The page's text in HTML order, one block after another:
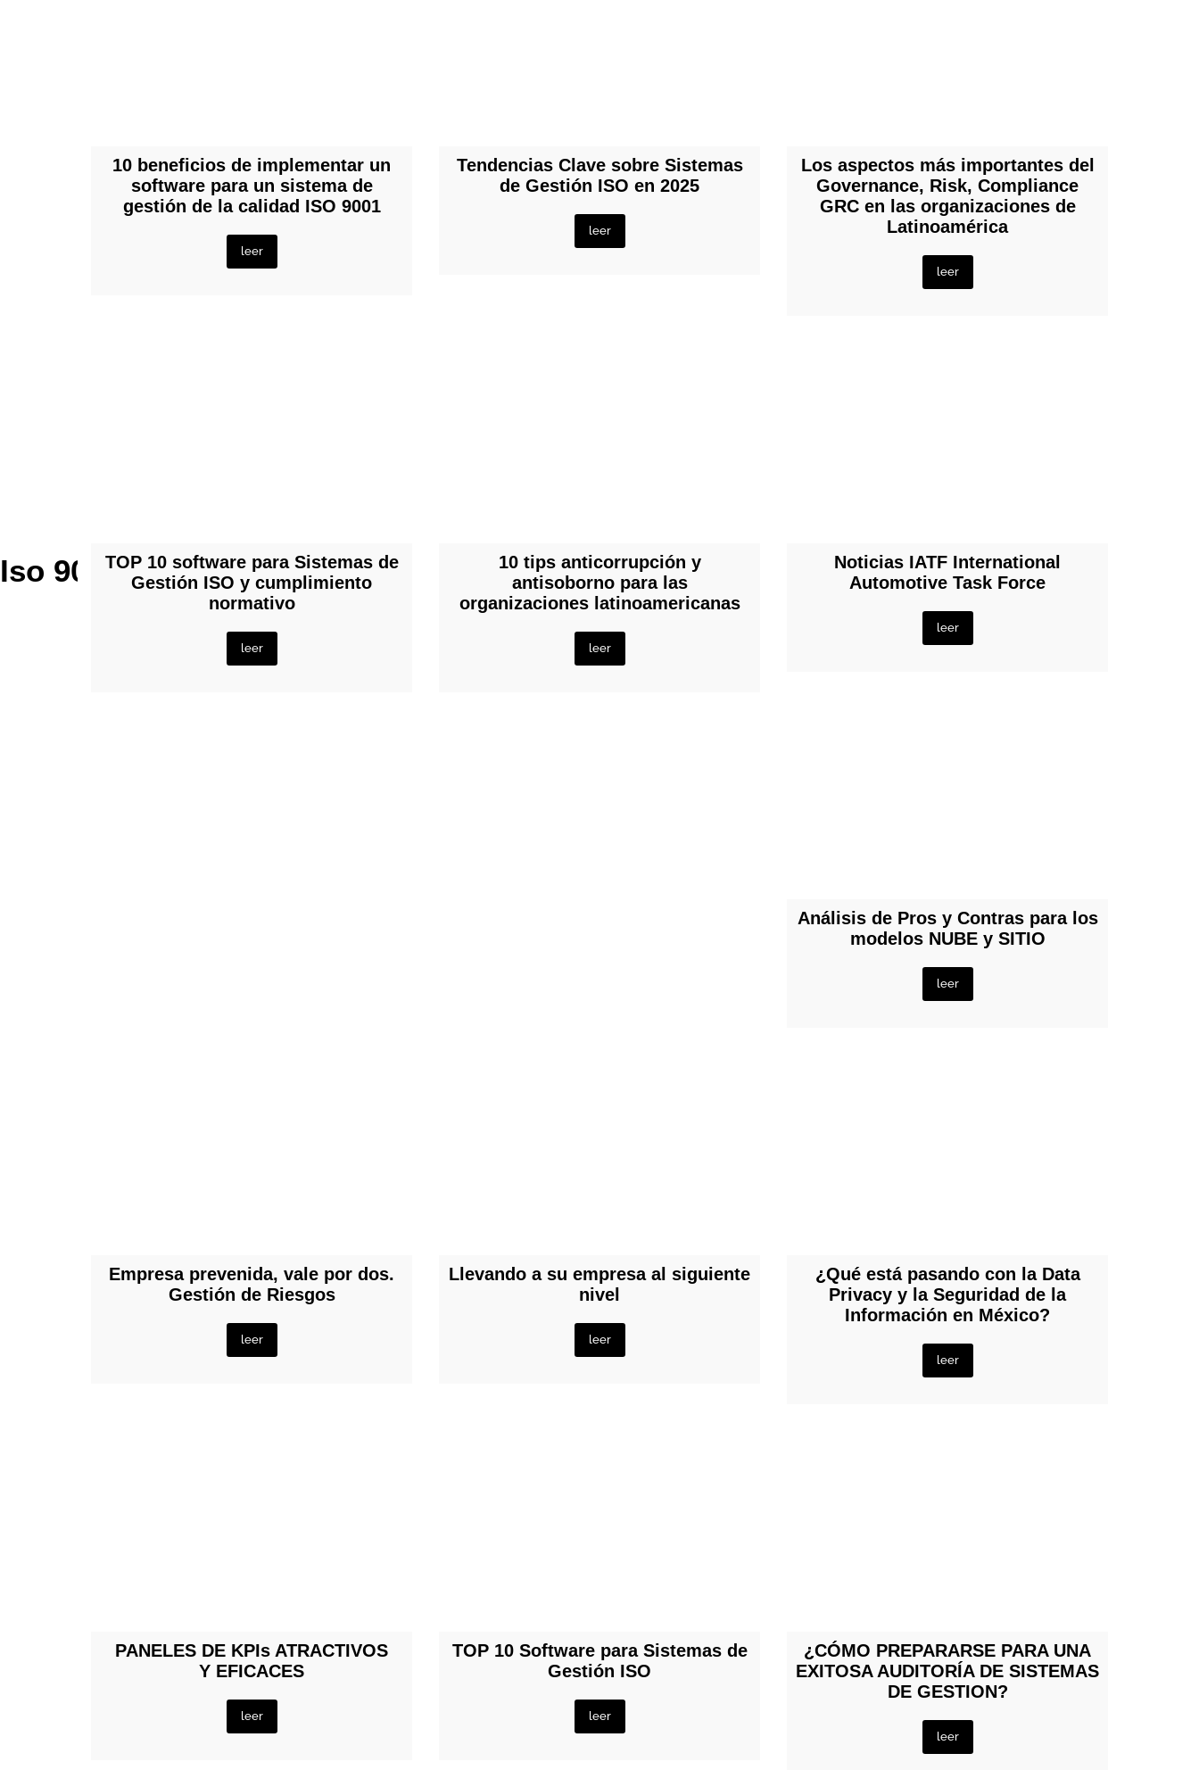
Iso 9001
10 beneficios de implementar un
software para un sistema de
gestión de la calidad ISO 9001
leer
Tendencias Clave sobre Sistemas
de Gestión ISO en 2025
leer
Los aspectos más importantes del
Governance, Risk, Compliance
GRC en las organizaciones de
Latinoamérica
leer
TOP 10 software para Sistemas de
Gestión ISO y cumplimiento
normativo
leer
10 tips anticorrupción y
antisoborno para las
organizaciones latinoamericanas
leer
Noticias IATF International
Automotive Task Force
leer
Análisis de Pros y Contras para los
modelos NUBE y SITIO
leer
Empresa prevenida, vale por dos.
Gestión de Riesgos
leer
Llevando a su empresa al siguiente
nivel
leer
¿Qué está pasando con la Data
Privacy y la Seguridad de la
Información en México?
leer
PANELES DE KPIs ATRACTIVOS
Y EFICACES
leer
TOP 10 Software para Sistemas de
Gestión ISO
leer
¿CÓMO PREPARARSE PARA UNA
EXITOSA AUDITORÍA DE SISTEMAS
DE GESTION?
leer